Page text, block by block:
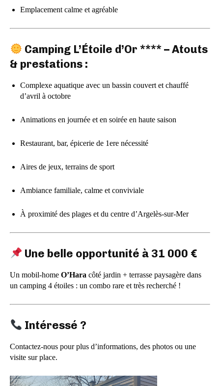
Emplacement calme et agréable
Camping L’Étoile d’Or **** – Atouts
& prestations :
Complexe aquatique avec un bassin couvert et chauffé
d’avril à octobre
Animations en journée et en soirée en haute saison
Restaurant, bar, épicerie de 1ere nécessité
Aires de jeux, terrains de sport
Ambiance familiale, calme et conviviale
À proximité des plages et du centre d’Argelès-sur-Mer
Une belle opportunité à 31 000 €
Un mobil-home O’Hara côté jardin + terrasse paysagère dans
un camping 4 étoiles : un combo rare et très recherché !
Intéressé ?
Contactez-nous pour plus d’informations, des photos ou une
visite sur place.